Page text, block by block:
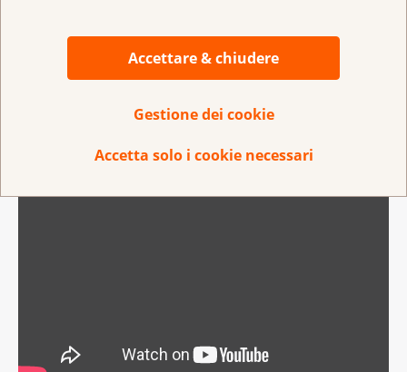
Accettare & chiudere
Gestione dei cookie
Accetta solo i cookie necessari
Mirjam Lämmle
CEO della Lega contro il cancro
I nostri valori